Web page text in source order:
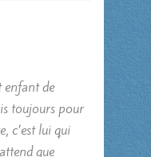
enfant de
toujours pour
c’est lui qui
que